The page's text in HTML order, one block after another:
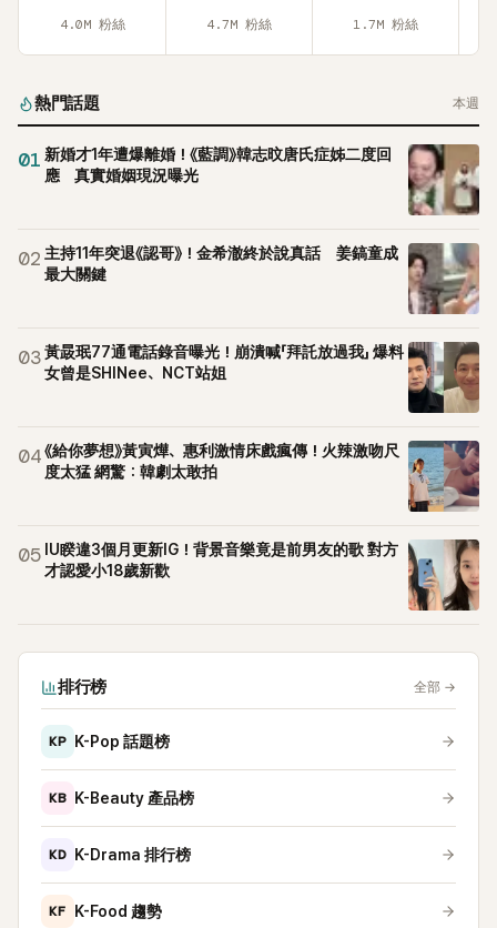
4.0M 粉絲 4.7M 粉絲 1.7M 粉絲
熱門話題 本週
01 新婚才1年遭爆離婚！《藍調》韓志旼唐氏症姊二度回
應 真實婚姻現況曝光
02 主持11年突退《認哥》！金希澈終於說真話 姜鎬童成
最大關鍵
03黃晸珉77通電話錄音曝光！崩潰喊「拜託放過我」 爆料
女曾是SHINee、NCT站姐
04《給你夢想》黃寅燁、惠利激情床戲瘋傳！火辣激吻尺
度太猛 網驚：韓劇太敢拍
05 IU睽違3個月更新IG！背景音樂竟是前男友的歌 對方
才認愛小18歲新歡
排行榜 全部 →
KP K-Pop 話題榜
KB K-Beauty 產品榜
KD K-Drama 排行榜
KF K-Food 趨勢